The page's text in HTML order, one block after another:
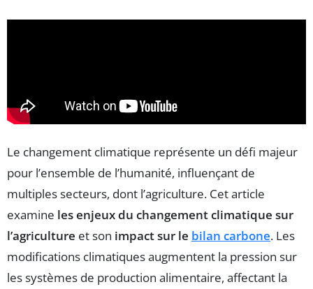
Le changement climatique représente un défi majeur
pour l’ensemble de l’humanité, influençant de
multiples secteurs, dont l’agriculture. Cet article
examine les enjeux du changement climatique sur
l’agriculture et son impact sur le bilan carbone. Les
modifications climatiques augmentent la pression sur
les systèmes de production alimentaire, affectant la